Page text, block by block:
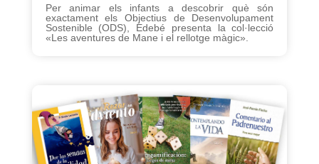
Per animar els infants a descobrir què són
exactament els Objectius de Desenvolupament
Sostenible (ODS), Edebé presenta la col·lecció
«Les aventures de Mane i el rellotge màgic».